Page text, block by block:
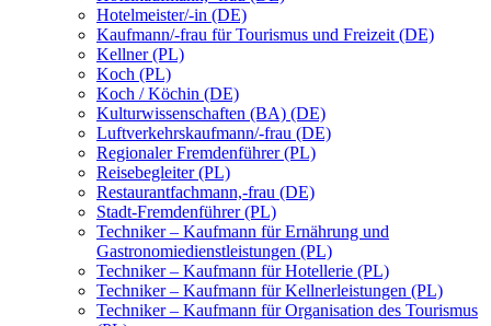
Hotelmeister/-in (DE)
Kaufmann/-frau für Tourismus und Freizeit (DE)
Kellner (PL)
Koch (PL)
Koch / Köchin (DE)
Kulturwissenschaften (BA) (DE)
Luftverkehrskaufmann/-frau (DE)
Regionaler Fremdenführer (PL)
Reisebegleiter (PL)
Restaurantfachmann,-frau (DE)
Stadt-Fremdenführer (PL)
Techniker – Kaufmann für Ernährung und
Gastronomiedienstleistungen (PL)
Techniker – Kaufmann für Hotellerie (PL)
Techniker – Kaufmann für Kellnerleistungen (PL)
Techniker – Kaufmann für Organisation des Tourismus